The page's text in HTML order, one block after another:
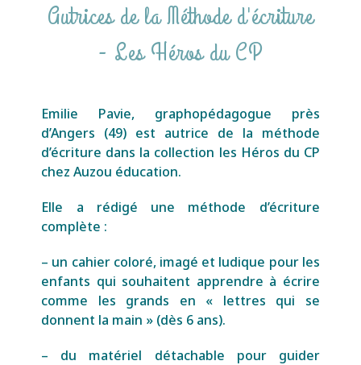
Autrices de la Méthode d'écriture
- Les Héros du CP
Emilie Pavie, graphopédagogue près
d’Angers (49) est autrice de la méthode
d’écriture dans la collection les Héros du CP
chez Auzou éducation.
Elle a rédigé une méthode d’écriture
complète :
– un cahier coloré, imagé et ludique pour les
enfants qui souhaitent apprendre à écrire
comme les grands en « lettres qui se
donnent la main » (dès 6 ans).
– du matériel détachable pour guider